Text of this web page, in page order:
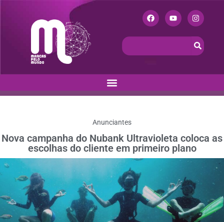
Anunciantes
Nova campanha do Nubank Ultravioleta coloca as
escolhas do cliente em primeiro plano